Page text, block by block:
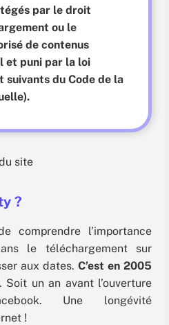
par le droit
ou le
de contenus
et puni par la loi
du Code de la
?
comprendre l’importance
le téléchargement sur
aux dates. C’est en 2005
. Soit un an avant l’ouverture
Une longévité
!